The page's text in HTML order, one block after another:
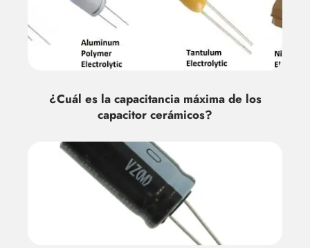
¿Cuál es la capacitancia máxima de los
capacitor cerámicos?